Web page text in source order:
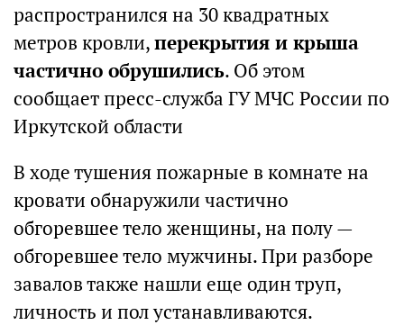
распространился на 30 квадратных
метров кровли,перекрытия и крыша
частично обрушились. Об этом
сообщает пресс-служба ГУ МЧС России по
Иркутской области
В ходе тушения пожарные в комнате на
кровати обнаружили частично
обгоревшее тело женщины, на полу —
обгоревшее тело мужчины. При разборе
завалов также нашли еще один труп,
личность и пол устанавливаются.